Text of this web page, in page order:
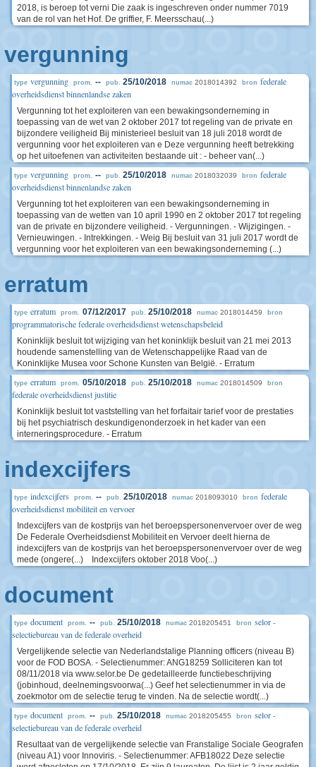
2018, is beroep tot verni Die zaak is ingeschreven onder nummer 7019
van de rol van het Hof. De griffier, F. Meersschau(...)
vergunning
type vergunning prom. -- pub. 25/10/2018 numac 2018014392 bron federale
overheidsdienst binnenlandse zaken
Vergunning tot het exploiteren van een bewakingsonderneming in
toepassing van de wet van 2 oktober 2017 tot regeling van de private en
bijzondere veiligheid Bij ministerieel besluit van 18 juli 2018 wordt de
vergunning voor het exploiteren van e Deze vergunning heeft betrekking
op het uitoefenen van activiteiten bestaande uit : - beheer van(...)
type vergunning prom. -- pub. 25/10/2018 numac 2018032039 bron federale
overheidsdienst binnenlandse zaken
Vergunning tot het exploiteren van een bewakingsonderneming in
toepassing van de wetten van 10 april 1990 en 2 oktober 2017 tot regeling
van de private en bijzondere veiligheid. - Vergunningen. - Wijzigingen. -
Vernieuwingen. - Intrekkingen. - Weig Bij besluit van 31 juli 2017 wordt de
vergunning voor het exploiteren van een bewakingsonderneming (...)
erratum
type erratum prom. 07/12/2017 pub. 25/10/2018 numac 2018014459 bron
programmatorische federale overheidsdienst wetenschapsbeleid
Koninklijk besluit tot wijziging van het koninklijk besluit van 21 mei 2013
houdende samenstelling van de Wetenschappelijke Raad van de
Koninklijke Musea voor Schone Kunsten van België. - Erratum
type erratum prom. 05/10/2018 pub. 25/10/2018 numac 2018014509 bron
federale overheidsdienst justitie
Koninklijk besluit tot vaststelling van het forfaitair tarief voor de prestaties
bij het psychiatrisch deskundigenonderzoek in het kader van een
interneringsprocedure. - Erratum
indexcijfers
type indexcijfers prom. -- pub. 25/10/2018 numac 2018093010 bron federale
overheidsdienst mobiliteit en vervoer
Indexcijfers van de kostprijs van het beroepspersonenvervoer over de weg
De Federale Overheidsdienst Mobiliteit en Vervoer deelt hierna de
indexcijfers van de kostprijs van het beroepspersonenvervoer over de weg
mede (ongere(...) Indexcijfers oktober 2018 Voo(...)
document
type document prom. -- pub. 25/10/2018 numac 2018205451 bron selor -
selectiebureau van de federale overheid
Vergelijkende selectie van Nederlandstalige Planning officers (niveau B)
voor de FOD BOSA. - Selectienummer: ANG18259 Solliciteren kan tot
08/11/2018 via www.selor.be De gedetailleerde functiebeschrijving
(jobinhoud, deelnemingsvoorwa(...) Geef het selectienummer in via de
zoekmotor om de selectie terug te vinden. Na de selectie wordt(...)
type document prom. -- pub. 25/10/2018 numac 2018205455 bron selor -
selectiebureau van de federale overheid
Resultaat van de vergelijkende selectie van Franstalige Sociale Geografen
(niveau A1) voor Innoviris. - Selectienummer: AFB18022 Deze selectie